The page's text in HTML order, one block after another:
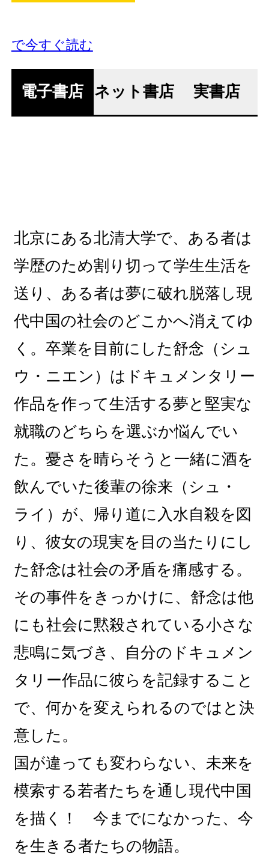
で今すぐ読む
電子書店 ネット書店 実書店
北京にある北清大学で、ある者は
学歴のため割り切って学生生活を
送り、ある者は夢に破れ脱落し現
代中国の社会のどこかへ消えてゆ
く。卒業を目前にした舒念（シュ
ウ・ニエン）はドキュメンタリー
作品を作って生活する夢と堅実な
就職のどちらを選ぶか悩んでい
た。憂さを晴らそうと一緒に酒を
飲んでいた後輩の徐来（シュ・
ライ）が、帰り道に入水自殺を図
り、彼女の現実を目の当たりにし
た舒念は社会の矛盾を痛感する。
その事件をきっかけに、舒念は他
にも社会に黙殺されている小さな
悲鳴に気づき、自分のドキュメン
タリー作品に彼らを記録すること
で、何かを変えられるのではと決
意した。
国が違っても変わらない、未来を
模索する若者たちを通し現代中国
を描く！ 今までになかった、今
を生きる者たちの物語。